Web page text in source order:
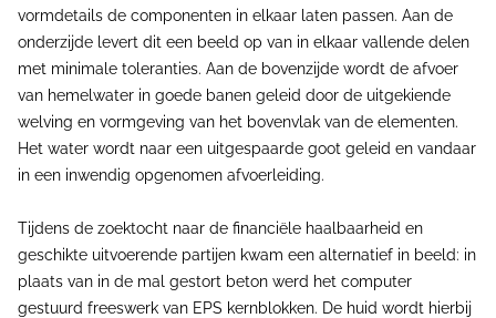
vormdetails de componenten in elkaar laten passen. Aan de
onderzijde levert dit een beeld op van in elkaar vallende delen
met minimale toleranties. Aan de bovenzijde wordt de afvoer
van hemelwater in goede banen geleid door de uitgekiende
welving en vormgeving van het bovenvlak van de elementen.
Het water wordt naar een uitgespaarde goot geleid en vandaar
in een inwendig opgenomen afvoerleiding.
Tijdens de zoektocht naar de financiële haalbaarheid en
geschikte uitvoerende partijen kwam een alternatief in beeld: in
plaats van in de mal gestort beton werd het computer
gestuurd freeswerk van EPS kernblokken. De huid wordt hierbij